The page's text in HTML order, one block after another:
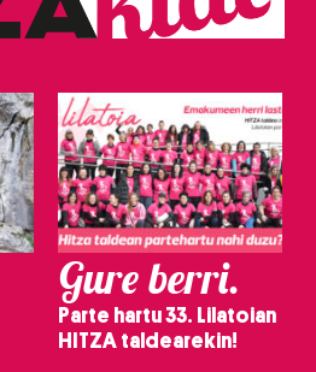
Gure berri.
Parte hartu 33. Lilatoian
HITZA taldearekin!